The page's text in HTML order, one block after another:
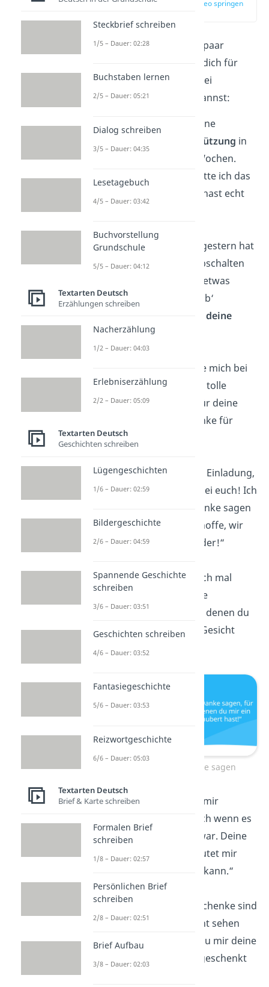
zur Stelle im Video springen
Hier siehst du auch ein paar
Sprüche, mit denen du dich für
verschiedeneAnlässe
bei
jemandem bedanken kannst:
„Vielen Dank für deine
tatkräftige Unterstützung in
den vergangenen Wochen.
Ohne deine Hilfe hätte ich das
nicht geschafft. Du hast echt
„Der Abend mit dir gestern hat
mir so gut getan. Abschalten
und einfach mal an etwas
anderes denken. Hab‘
für deine
Gesellschaft
, ich bedanke mich bei
dir. Danke für deine tolle
Erziehung. Danke für deine
Geduld. Einfach Danke für
alles.“
„Vielen Dank für die Einladung,
es war sehr schön bei euch! Ich
wollte noch kurz Danke sagen
zum Abschied
. Ich hoffe, wir
sehen uns bald wieder!“
„Ich wollte dir einfach mal
Danke sagen, für die
unzähligen Male
, in denen du
mir ein Lächeln ins Gesicht
gezaubert hast!“
Einfach mal Danke sagen
„Danke, dass du zu mir
gestanden hast, auch wenn es
nicht immer leicht war. Deine
Freundschaft
bedeutet mir
mehr, als ich sagen kann.“
„Die schönsten Geschenke sind
oft die, die man nicht sehen
kann. Danke, dass du mir deine
Zeit und dein Herz geschenkt
Steckbrief schreiben
1/5 – Dauer: 02:28
Buchstaben lernen
2/5 – Dauer: 05:21
Dialog schreiben
3/5 – Dauer: 04:35
Lesetagebuch
4/5 – Dauer: 03:42
Buchvorstellung
Grundschule
5/5 – Dauer: 04:12
Textarten Deutsch
Erzählungen schreiben
Nacherzählung
1/2 – Dauer: 04:03
Erlebniserzählung
2/2 – Dauer: 05:09
Textarten Deutsch
Geschichten schreiben
Lügengeschichten
1/6 – Dauer: 02:59
Bildergeschichte
2/6 – Dauer: 04:59
Spannende Geschichte
schreiben
3/6 – Dauer: 03:51
Geschichten schreiben
4/6 – Dauer: 03:52
Fantasiegeschichte
5/6 – Dauer: 03:53
Reizwortgeschichte
6/6 – Dauer: 05:03
Textarten Deutsch
Brief & Karte schreiben
Formalen Brief
schreiben
1/8 – Dauer: 02:57
Persönlichen Brief
schreiben
2/8 – Dauer: 02:51
Brief Aufbau
3/8 – Dauer: 02:03